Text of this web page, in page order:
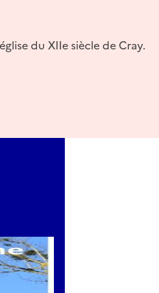
du XIIe siècle de Cray.